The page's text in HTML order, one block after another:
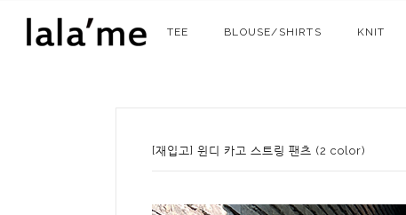
TEE BLOUSE/SHIRTS KNIT
[재입고] 윈디 카고 스트링 팬츠 (2 color)